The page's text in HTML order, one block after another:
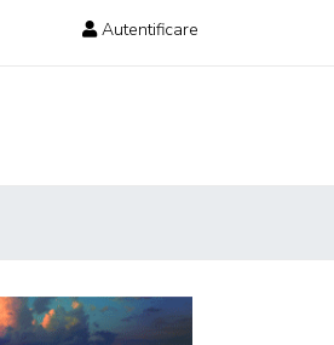
Autentificare